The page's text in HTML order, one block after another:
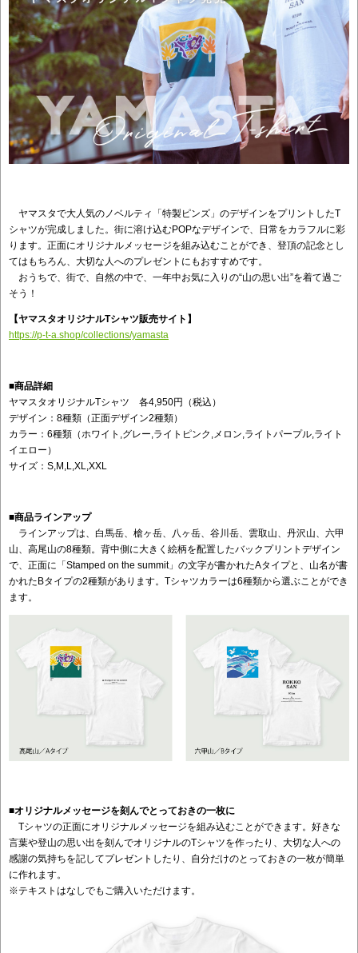
ヤマスタで大人気のノベルティ「特製ピンズ」のデザインをプリントしたT
シャツが完成しました。街に溶け込むPOPなデザインで、日常をカラフルに彩
ります。正面にオリジナルメッセージを組み込むことができ、登頂の記念とし
てはもちろん、大切な人へのプレゼントにもおすすめです。
おうちで、街で、自然の中で、一年中お気に入りの“山の思い出”を着て過ご
そう！
【ヤマスタオリジナルTシャツ販売サイト】
https://p-t-a.shop/collections/yamasta
■商品詳細
ヤマスタオリジナルTシャツ 各4,950円（税込）
デザイン：8種類（正面デザイン2種類）
カラー：6種類（ホワイト,グレー,ライトピンク,メロン,ライトパープル,ライト
イエロー）
サイズ：S,M,L,XL,XXL
■商品ラインアップ
ラインアップは、白馬岳、槍ヶ岳、八ヶ岳、谷川岳、雲取山、丹沢山、六甲
山、高尾山の8種類。背中側に大きく絵柄を配置したバックプリントデザイン
で、正面に「Stamped on the summit」の文字が書かれたAタイプと、山名が書
かれたBタイプの2種類があります。Tシャツカラーは6種類から選ぶことができ
ます。
■オリジナルメッセージを刻んでとっておきの一枚に
Tシャツの正面にオリジナルメッセージを組み込むことができます。好きな
言葉や登山の思い出を刻んでオリジナルのTシャツを作ったり、大切な人への
感謝の気持ちを記してプレゼントしたり、自分だけのとっておきの一枚が簡単
に作れます。
※テキストはなしでもご購入いただけます。